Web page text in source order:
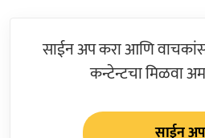
साईन अप करा आणि
कन्टेन्टचा मिळवा
साईन अप